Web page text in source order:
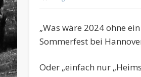
„Was wäre 2024 ohne
Sommerfest bei
Oder „einfach nur